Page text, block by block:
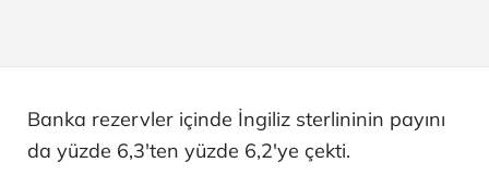
Banka rezervler içinde İngiliz sterlininin payını
da yüzde 6,3'ten yüzde 6,2'ye çekti.